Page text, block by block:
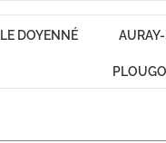
LE DOYENNÉ